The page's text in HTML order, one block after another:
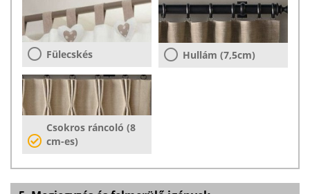
Fülecskés Hullám (7,5cm)
Csokros ráncoló (8
cm-es)